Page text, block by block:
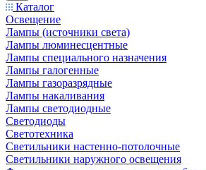
Каталог
Освещение
Лампы (источники света)
Лампы люминесцентные
Лампы специального назначения
Лампы галогенные
Лампы газоразрядные
Лампы накаливания
Лампы светодиодные
Светодиоды
Светотехника
Светильники настенно-потолочные
Светильники наружного освещения